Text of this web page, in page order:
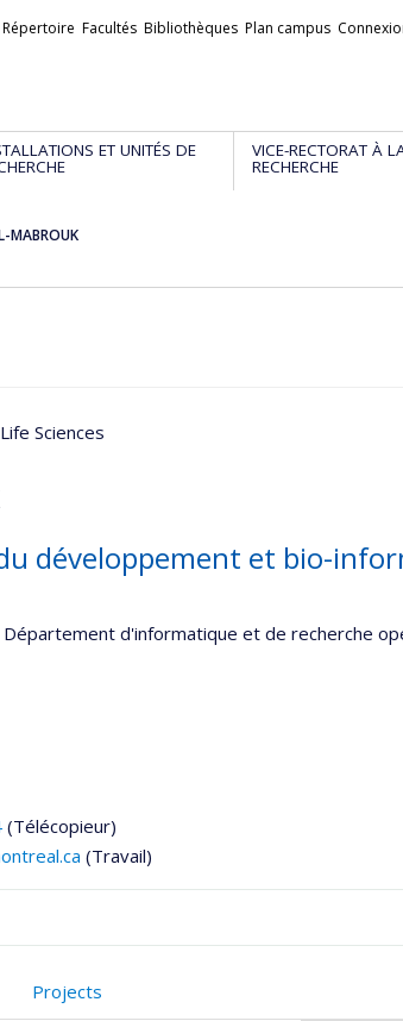
Liens
Répertoire Facultés Bibliothèques Plan campus
ET UNITÉS DE VICE-RECTORAT À
RECHERCHE
MABROUK
Sciences
développement et bio-
d'informatique et de recherche
(Télécopieur)
(Travail)
Projects